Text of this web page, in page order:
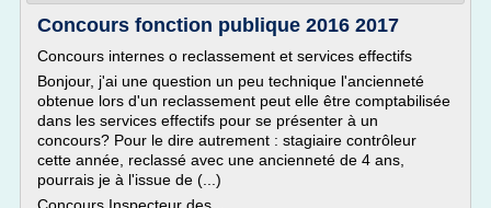
Concours fonction publique 2016 2017
Concours internes o reclassement et services effectifs
Bonjour, j'ai une question un peu technique l'ancienneté
obtenue lors d'un reclassement peut elle être comptabilisée
dans les services effectifs pour se présenter à un
concours? Pour le dire autrement : stagiaire contrôleur
cette année, reclassé avec une ancienneté de 4 ans,
pourrais je à l'issue de (...)